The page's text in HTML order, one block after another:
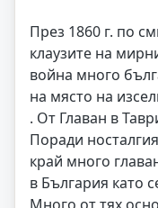
През 1860 г. по
клаузите на
война много
на място на
. От Главан в
Поради
край много
в България като